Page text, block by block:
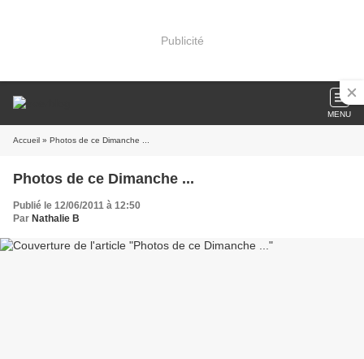
Publicité
MENU
Accueil » Photos de ce Dimanche ...
Photos de ce Dimanche ...
Publié le 12/06/2011 à 12:50
Par Nathalie B